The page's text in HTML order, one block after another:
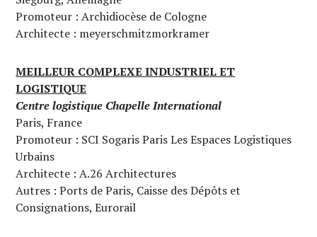
Promoteur : Archidiocèse de Cologne
Architecte : meyerschmitzmorkramer
MEILLEUR COMPLEXE INDUSTRIEL ET
LOGISTIQUE
Centre logistique Chapelle International
Paris, France
Promoteur : SCI Sogaris Paris Les Espaces Logistiques
Urbains
Architecte : A.26 Architectures
Autres : Ports de Paris, Caisse des Dépôts et
Consignations, Eurorail